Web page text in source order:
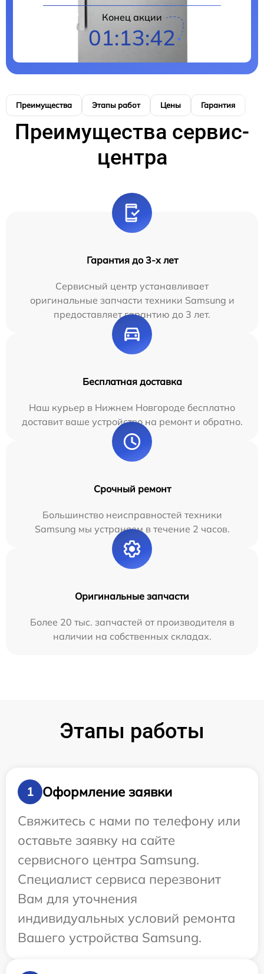
Конец акции
01:13:41
Преимущества Этапы работ Цены Гарантия
Преимущества сервис-
центра
Гарантия до 3-х лет
Сервисный центр устанавливает
оригинальные запчасти техники Samsung и
предоставляет гарантию до 3 лет.
Бесплатная доставка
Наш курьер в Нижнем Новгороде бесплатно
доставит ваше устройство на ремонт и обратно.
Срочный ремонт
Большинство неисправностей техники
Samsung мы устраняем в течение 2 часов.
Оригинальные запчасти
Более 20 тыс. запчастей от производителя в
наличии на собственных складах.
Этапы работы
1
Оформление заявки
Свяжитесь с нами по телефону или
оставьте заявку на сайте
сервисного центра Samsung.
Специалист сервиса перезвонит
Вам для уточнения
индивидуальных условий ремонта
Вашего устройства Samsung.